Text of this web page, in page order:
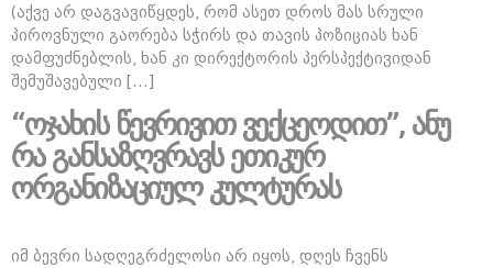
(აქვე არ დაგვავიწყდეს, რომ ასეთ დროს მას სრული
პიროვნული გაორება სჭირს და თავის პოზიციას ხან
დამფუძნებლის, ხან კი დირექტორის პერსპექტივიდან
შემუშავებული […]
“ოჯახის წევრივით ვექცეოდით”, ანუ
რა განსაზღვრავს ეთიკურ
ორგანიზაციულ კულტურას
იმ ბევრი სადღეგრძელოსი არ იყოს, დღეს ჩვენს